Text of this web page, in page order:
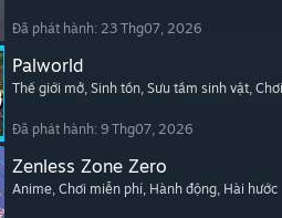
Đã phát hành: 23 Thg07, 2026
Palworld
Thế giới mở, Sinh tồn, Sưu tầm sinh vật,
Đã phát hành: 9 Thg07, 2026
Zenless Zone Zero
Anime, Chơi miễn phí, Hành động, Hài hước